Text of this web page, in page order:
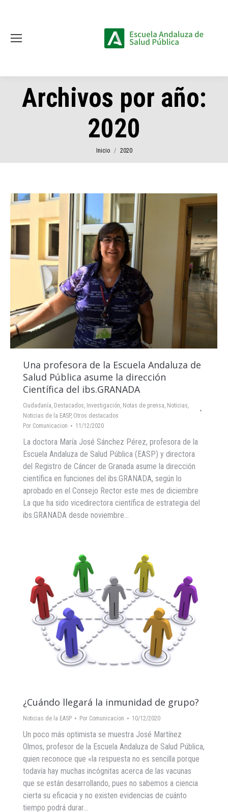
Archivos por año:
2020
Estás aquí:
Inicio 2020
Una profesora de la Escuela Andaluza de
Salud Pública asume la dirección
Científica del ibs.GRANADA
Ciudadanía, Destacados, Investigación, Notas de prensa, Noticias,
Noticias de la EASP, Otros destacados
Por Comunicacion 11/12/2020
La doctora María José Sánchez Pérez, profesora de la
Escuela Andaluza de Salud Pública (EASP) y directora
del Registro de Cáncer de Granada asume la dirección
científica en funciones del ibs.GRANADA, según lo
aprobado en el Consejo Rector este mes de diciembre
La que ha sido vicedirectora científica de estrategia del
ibs.GRANADA desde noviembre…
¿Cuándo llegará la inmunidad de grupo?
Noticias de la EASP Por Comunicacion 10/12/2020
Un poco más optimista se muestra José Martínez
Olmos, profesor de la Escuela Andaluza de Salud Pública,
quien reconoce que «la respuesta no es sencilla porque
todavía hay muchas incógnitas acerca de las vacunas
que se están desarrollando, pues no sabemos a ciencia
cierta su eficacia y no existen evidencias de cuánto
tiempo podrá durar…